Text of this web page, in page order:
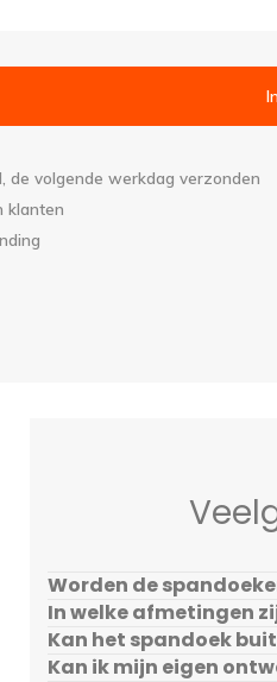
de volgende werkdag verzonden
klanten
Worden de
In welke afmetingen
Kan het spandoek
Kan ik mijn eigen